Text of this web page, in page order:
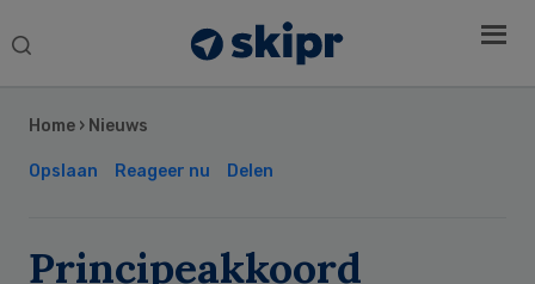
Search
Home › Nieuws
Opslaan Reageer nu Delen
Principeakkoord
Sidebar